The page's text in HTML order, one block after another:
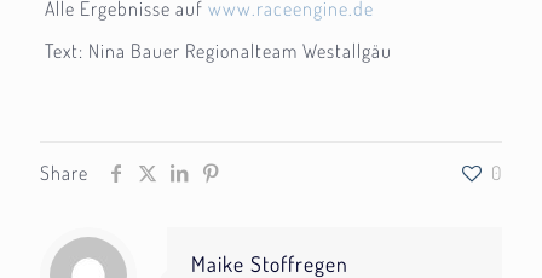
Alle Ergebnisse auf www.raceengine.de
Text: Nina Bauer Regionalteam Westallgäu
Share 0
Maike Stoffregen